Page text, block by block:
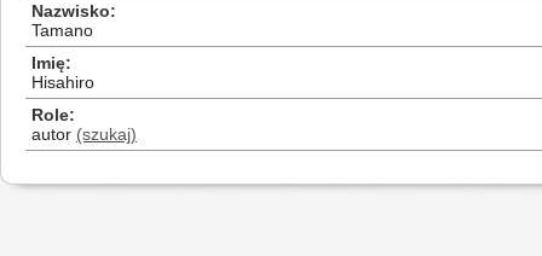
Nazwisko
Tamano
Imię
Hisahiro
Role
autor (szukaj)